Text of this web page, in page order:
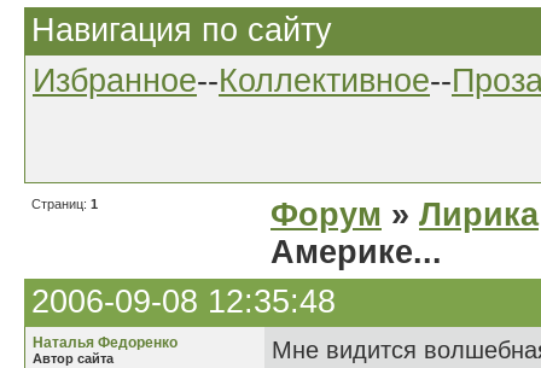
Навигация по сайту
Избранное--Коллективное--
Страниц: 1 Форум » Лирика
Америке...
2006-09-08 12:35:48
Наталья Федоренко
Автор сайта
Мне видится